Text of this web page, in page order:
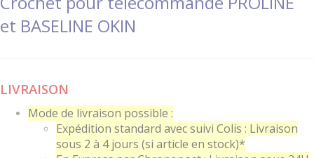
et BASELINE OKIN
LIVRAISON
Mode de livraison possible :
Expédition standard avec suivi Colis : Livraison
sous 2 à 4 jours (si article en stock)*